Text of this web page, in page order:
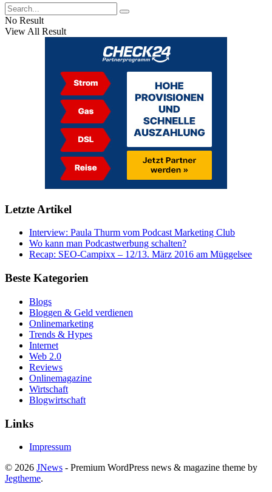
No Result
View All Result
Letzte Artikel
Interview: Paula Thurm vom Podcast Marketing Club
Wo kann man Podcastwerbung schalten?
Recap: SEO-Campixx – 12/13. März 2016 am Müggelsee
Beste Kategorien
Blogs
Bloggen & Geld verdienen
Onlinemarketing
Trends & Hypes
Internet
Web 2.0
Reviews
Onlinemagazine
Wirtschaft
Blogwirtschaft
Links
Impressum
© 2026 JNews - Premium WordPress news & magazine theme by
Jegtheme.